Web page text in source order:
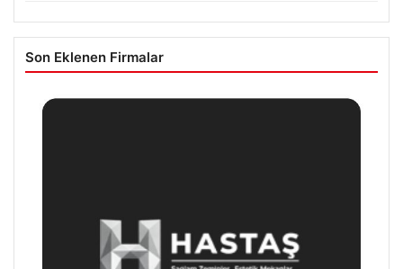
Son Eklenen Firmalar